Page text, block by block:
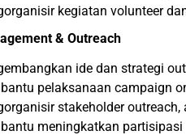
kegiatan volunteer
& Outreach
ide dan strategi
pelaksanaan campaign
stakeholder
meningkatkan